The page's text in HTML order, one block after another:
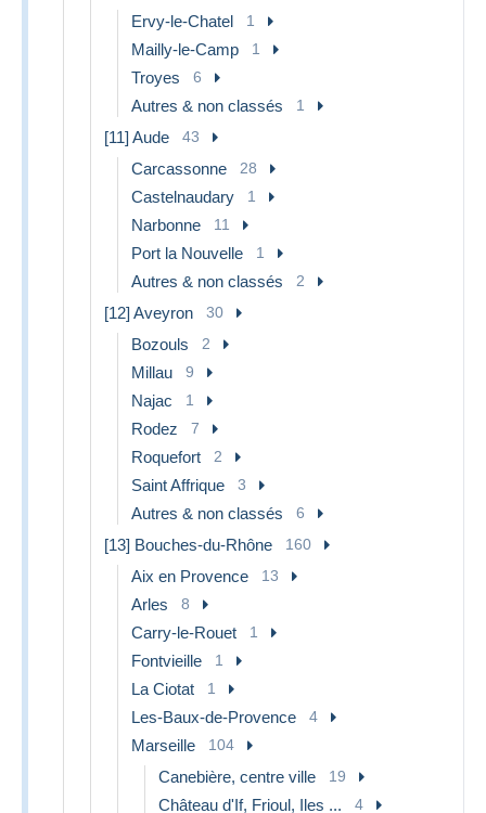
Ervy-le-Chatel 1
Mailly-le-Camp 1
Troyes 6
Autres & non classés 1
[11] Aude 43
Carcassonne 28
Castelnaudary 1
Narbonne 11
Port la Nouvelle 1
Autres & non classés 2
[12] Aveyron 30
Bozouls 2
Millau 9
Najac 1
Rodez 7
Roquefort 2
Saint Affrique 3
Autres & non classés 6
[13] Bouches-du-Rhône 160
Aix en Provence 13
Arles 8
Carry-le-Rouet 1
Fontvieille 1
La Ciotat 1
Les-Baux-de-Provence 4
Marseille 104
Canebière, centre ville 19
Château d'If, Frioul, Iles ... 4